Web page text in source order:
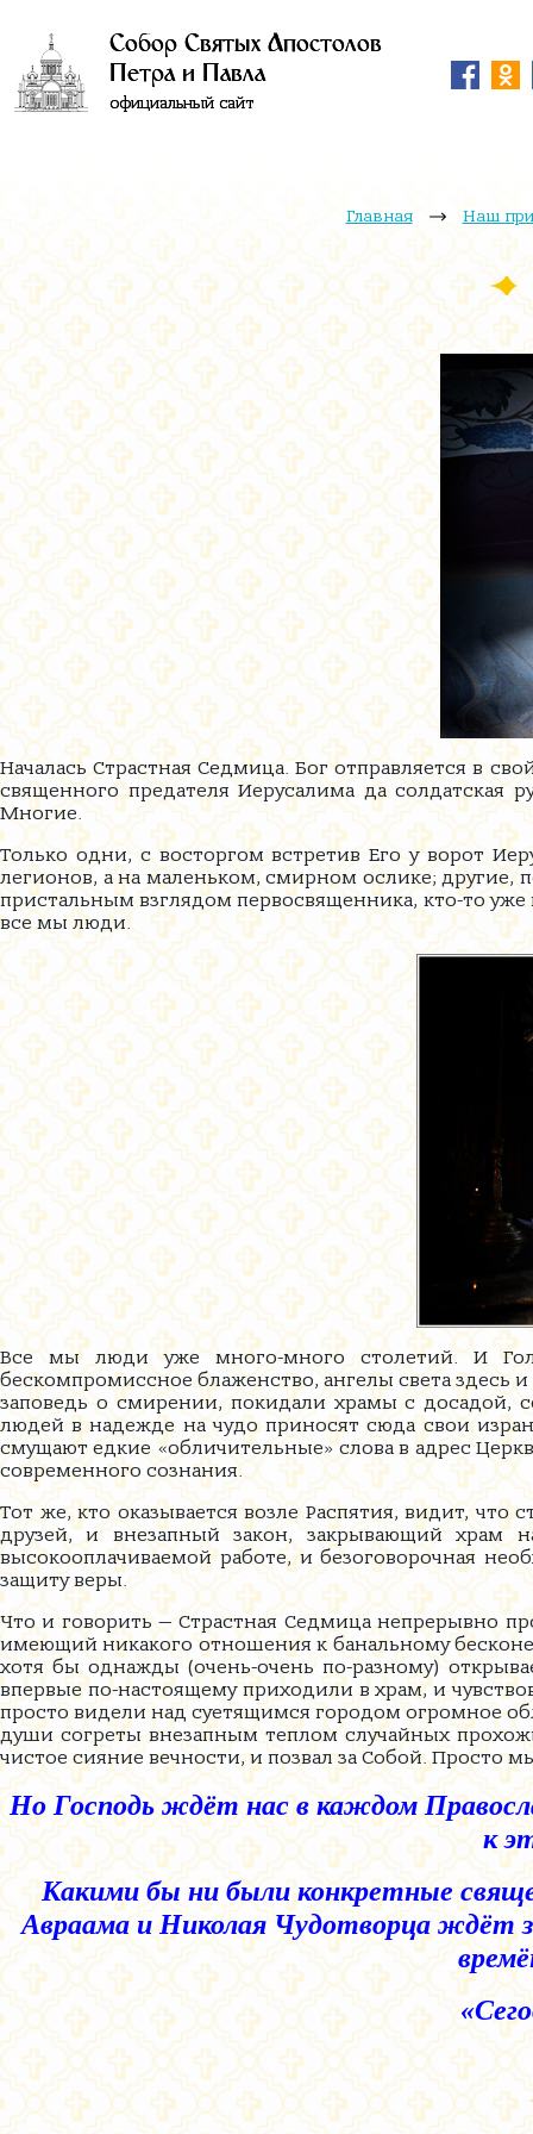
Собор Святых Апостолов
Петра и Павла
официальный сайт
Главная Наш
Началась Страстная Седмица. Бог отправляется в
священного предателя Иерусалима да солдатская
Многие.
Только одни, с восторгом встретив Его у ворот
легионов, а на маленьком, смирном ослике; другие,
пристальным взглядом первосвященника, кто-то
все мы люди.
Все мы люди уже много-много столетий. И
бескомпромиссное блаженство, ангелы света здесь
заповедь о смирении, покидали храмы с досадой,
людей в надежде на чудо приносят сюда свои
смущают едкие «обличительные» слова в адрес
современного сознания.
Тот же, кто оказывается возле Распятия, видит,
друзей, и внезапный закон, закрывающий храм
высокооплачиваемой работе, и безоговорочная
защиту веры.
Что и говорить — Страстная Седмица непрерывно
имеющий никакого отношения к банальному
хотя бы однажды (очень-очень по-разному)
впервые по-настоящему приходили в храм, и
просто видели над суетящимся городом огромное
души согреты внезапным теплом случайных
чистое сияние вечности, и позвал за Собой. Просто
Но Господь ждёт нас в каждом
к
Какими бы ни были конкретные
Авраама и Николая Чудотворца ждёт